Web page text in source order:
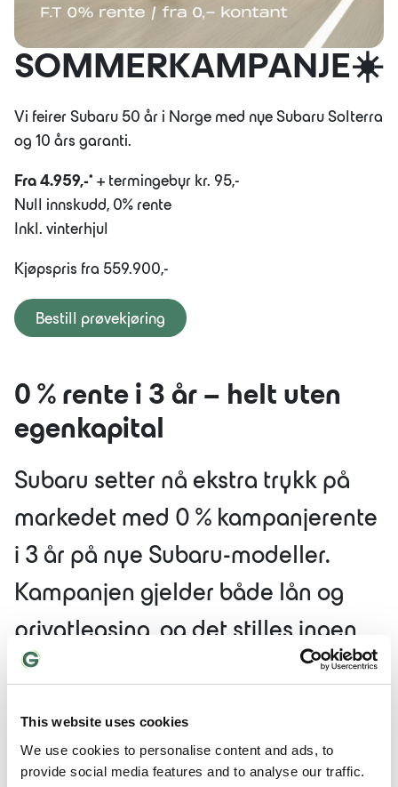
This website uses cookies
We use cookies to personalise content and ads, to
provide social media features and to analyse our traffic.
SOMMERKAMPANJE☀️
Vi feirer Subaru 50 år i Norge med nye Subaru Solterra
og 10 års garanti.
Fra 4.959,-* + termingebyr kr. 95,-
Null innskudd, 0% rente
Inkl. vinterhjul
Kjøpspris fra 559.900,-
Bestill prøvekjøring
0 % rente i 3 år – helt uten
egenkapital
Subaru setter nå ekstra trykk på
markedet med 0 % kampanjerente
i 3 år på nye Subaru-modeller.
Kampanjen gjelder både lån og
privatleasing, og det stilles ingen
krav til egenkapital eller startleie.
rattet i en ny Subaru uten å binde
opp kapital og samtidig sikre deg